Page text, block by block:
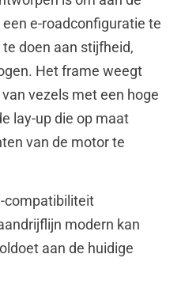
e-roadconfiguratie te
doen aan stijfheid,
Het frame weegt
vezels met een hoge
lay-up die op maat
van de motor te
compatibiliteit
modern kan
aan de huidige